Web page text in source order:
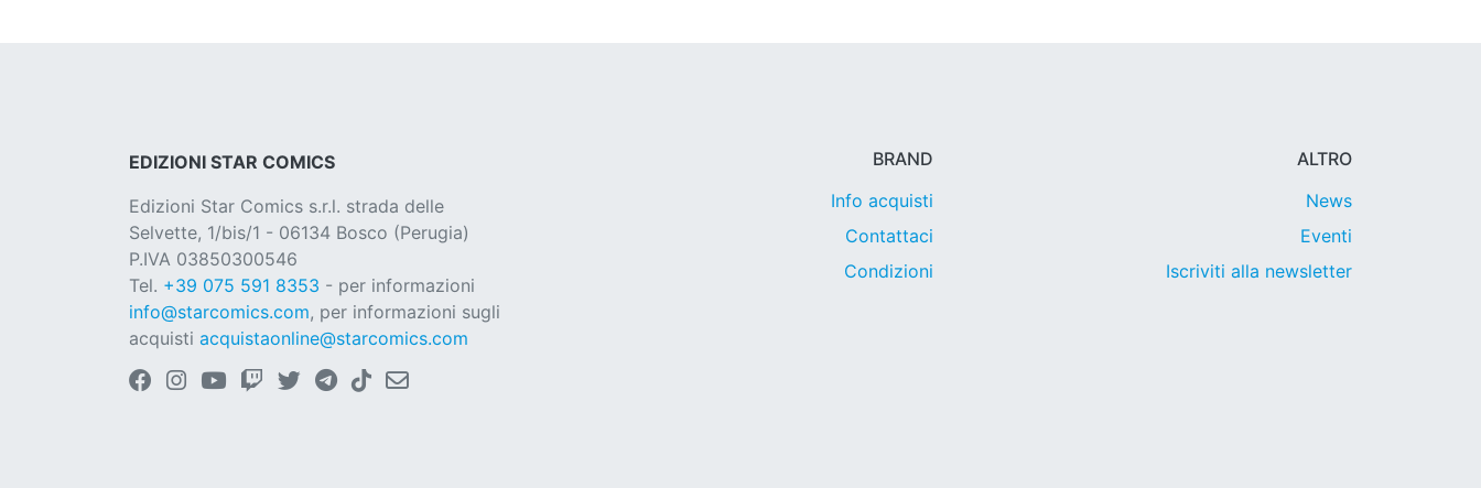
EDIZIONI STAR COMICS
Edizioni Star Comics s.r.l. strada delle
Selvette, 1/bis/1 - 06134 Bosco (Perugia)
P.IVA 03850300546
Tel. +39 075 591 8353 - per informazioni
info@starcomics.com, per informazioni sugli
acquisti acquistaonline@starcomics.com
BRAND
Info acquisti
Contattaci
Condizioni
ALTRO
News
Eventi
Iscriviti alla newsletter